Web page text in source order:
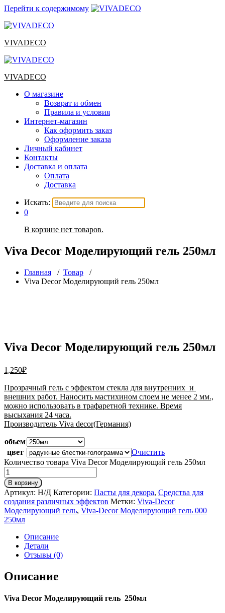
Перейти к содержимому
VIVADECO
VIVADECO
О магазине
Возврат и обмен
Правила и условия
Интернет-магазин
Как оформить заказ
Оформление заказа
Личный кабинет
Контакты
Доставка и оплата
Оплата
Доставка
Искать:
0
В корзине нет товаров.
Viva Decor Моделирующий гель 250мл
Главная / Товар /
Viva Decor Моделирующий гель 250мл
Viva Decor Моделирующий гель 250мл
1,250₽
Прозрачный гель с эффектом стекла для внутренних и
внешних работ. Наносить мастихином слоем не менее 2 мм.,
можно использовать в трафаретной технике. Время
высыхания 24 часа.
Производитель Viva decor(Германия)
обьем
цвет
Очистить
Количество товара Viva Decor Моделирующий гель 250мл
В корзину
Артикул: Н/Д Категории: Пасты для декора, Средства для
создания различных эффектов Метки: Viva-Decor
Моделирующий гель, Viva-Decor Моделирующий гель 000
250мл
Описание
Детали
Отзывы (0)
Описание
Viva Decor Моделирующий гель 250мл